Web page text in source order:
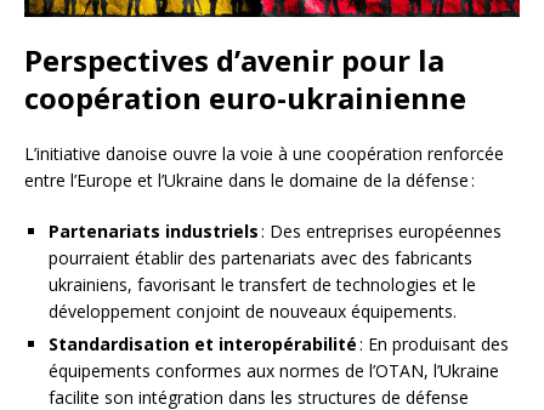
Perspectives d’avenir pour la
coopération euro-ukrainienne
L’initiative danoise ouvre la voie à une coopération renforcée
entre l’Europe et l’Ukraine dans le domaine de la défense :
Partenariats industriels: Des entreprises européennes
pourraient établir des partenariats avec des fabricants
ukrainiens, favorisant le transfert de technologies et le
développement conjoint de nouveaux équipements.
Standardisation et interopérabilité: En produisant des
équipements conformes aux normes de l’OTAN, l’Ukraine
facilite son intégration dans les structures de défense